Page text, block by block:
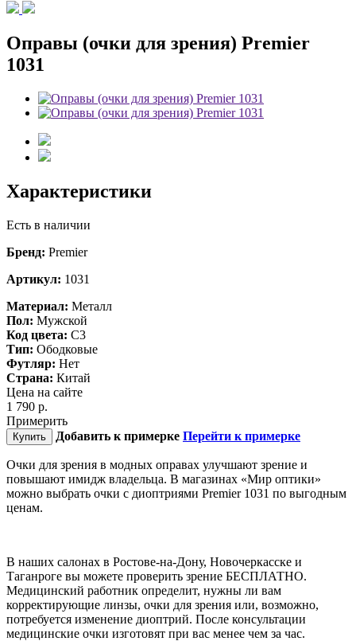
Оправы (очки для зрения) Premier
1031
Характеристики
Есть в наличии
Бренд: Premier
Артикул: 1031
Материал: Металл
Пол: Мужской
Код цвета: C3
Тип: Ободковые
Футляр: Нет
Страна: Китай
Цена на сайте
1 790 р.
Примерить
Купить Добавить к примерке Перейти к примерке
Очки для зрения в модных оправах улучшают зрение и
повышают имидж владельца. В магазинах «Мир оптики»
можно выбрать очки с диоптриями Premier 1031 по выгодным
ценам.
В наших салонах в Ростове-на-Дону, Новочеркасске и
Таганроге вы можете проверить зрение БЕСПЛАТНО.
Медицинский работник определит, нужны ли вам
корректирующие линзы, очки для зрения или, возможно,
потребуется изменение диоптрий. После консультации
медицинские очки изготовят при вас менее чем за час.